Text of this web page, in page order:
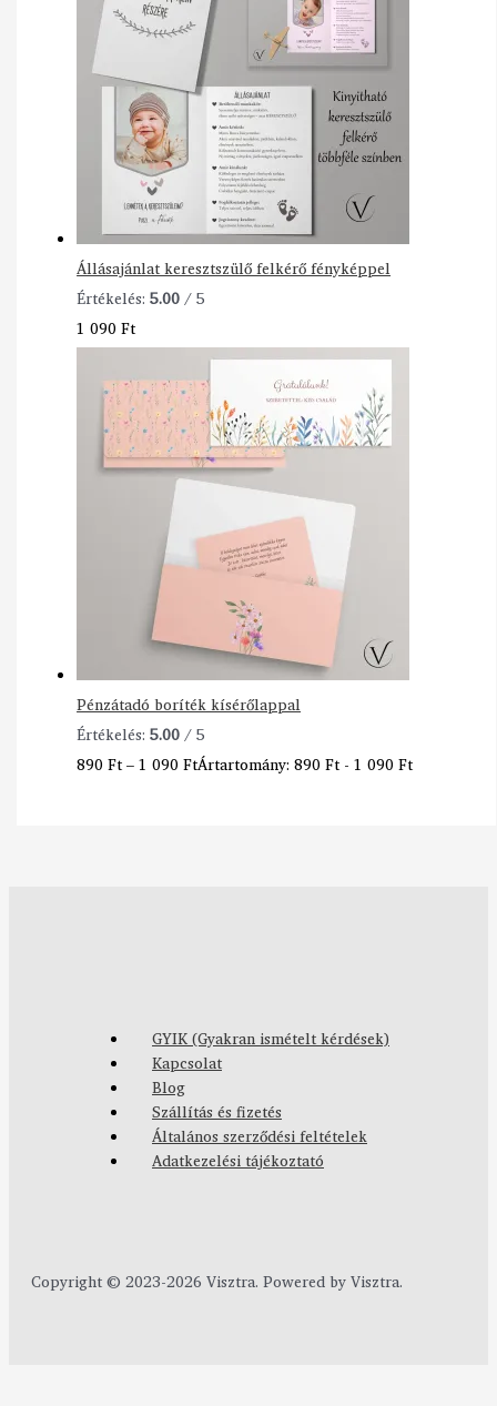
Állásajánlat keresztszülő felkérő fényképpel
Értékelés:5.00/ 5
1 090Ft
Pénzátadó boríték kísérőlappal
Értékelés:5.00/ 5
890Ft–1 090FtÁrtartomány: 890 Ft - 1 090 Ft
GYIK (Gyakran ismételt kérdések)
Kapcsolat
Blog
Szállítás és fizetés
Általános szerződési feltételek
Adatkezelési tájékoztató
Copyright © 2023-2026 Visztra. Powered by Visztra.